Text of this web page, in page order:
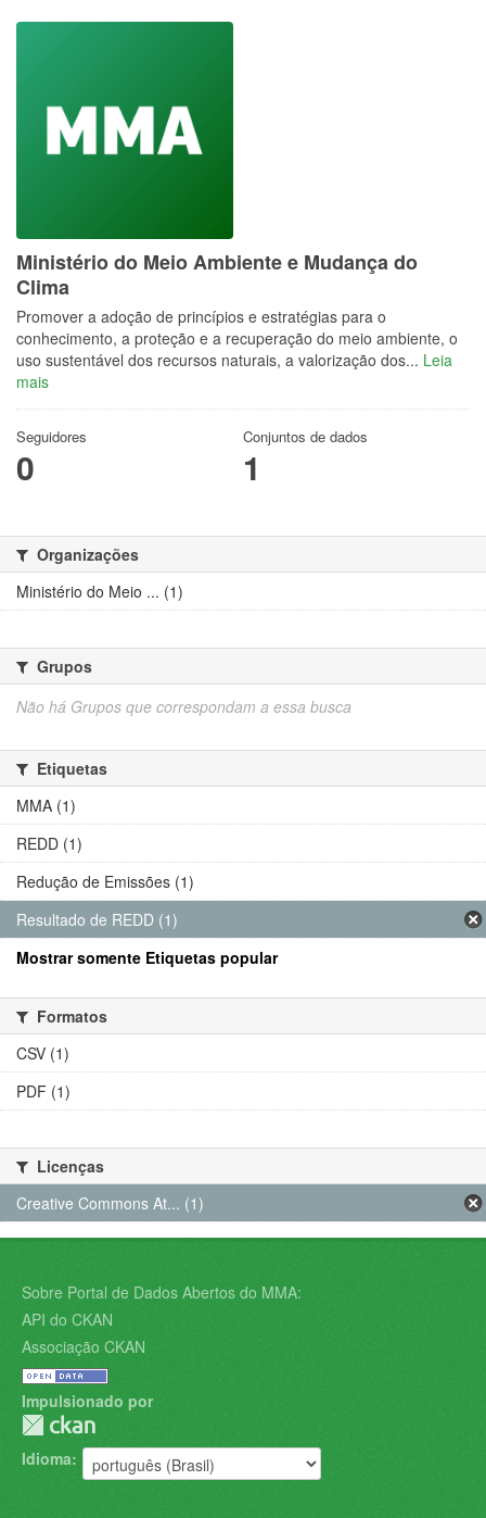
Ministério do Meio Ambiente e Mudança do
Clima
Promover a adoção de princípios e estratégias para o
conhecimento, a proteção e a recuperação do meio ambiente, o
uso sustentável dos recursos naturais, a valorização dos... Leia
mais
Seguidores
0
Conjuntos de dados
1
Organizações
Ministério do Meio ... (1)
Grupos
Não há Grupos que correspondam a essa busca
Etiquetas
MMA (1)
REDD (1)
Redução de Emissões (1)
Resultado de REDD (1)
Mostrar somente Etiquetas popular
Formatos
CSV (1)
PDF (1)
Licenças
Creative Commons At... (1)
Sobre Portal de Dados Abertos do MMA:
API do CKAN
Associação CKAN
Impulsionado por
Idioma